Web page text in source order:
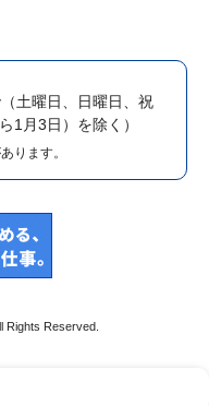
（土曜日、日曜日、祝
1月3日）を除く）
ります。
Rights Reserved.